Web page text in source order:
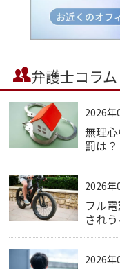
弁護士コラム
2026年
無理
罰は？
2026年
フル
され
2026年